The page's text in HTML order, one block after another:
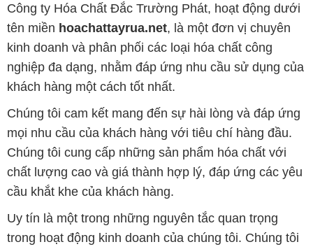
Công ty Hóa Chất Đắc Trường Phát, hoạt động dưới
tên miền hoachattayrua.net, là một đơn vị chuyên
kinh doanh và phân phối các loại hóa chất công
nghiệp đa dạng, nhằm đáp ứng nhu cầu sử dụng của
khách hàng một cách tốt nhất.
Chúng tôi cam kết mang đến sự hài lòng và đáp ứng
mọi nhu cầu của khách hàng với tiêu chí hàng đầu.
Chúng tôi cung cấp những sản phẩm hóa chất với
chất lượng cao và giá thành hợp lý, đáp ứng các yêu
cầu khắt khe của khách hàng.
Uy tín là một trong những nguyên tắc quan trọng
trong hoạt động kinh doanh của chúng tôi. Chúng tôi